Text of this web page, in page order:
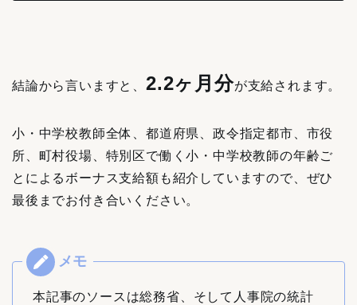
結論から言いますと、 2.2ヶ月分が支給されます。
小・中学校教師全体、都道府県、政令指定都市、市役
所、町村役場、特別区で働く小・中学校教師の年齢ご
とによるボーナス支給額も紹介していますので、ぜひ
最後までお付き合いください。
本記事のソースは総務省、そして人事院の統計